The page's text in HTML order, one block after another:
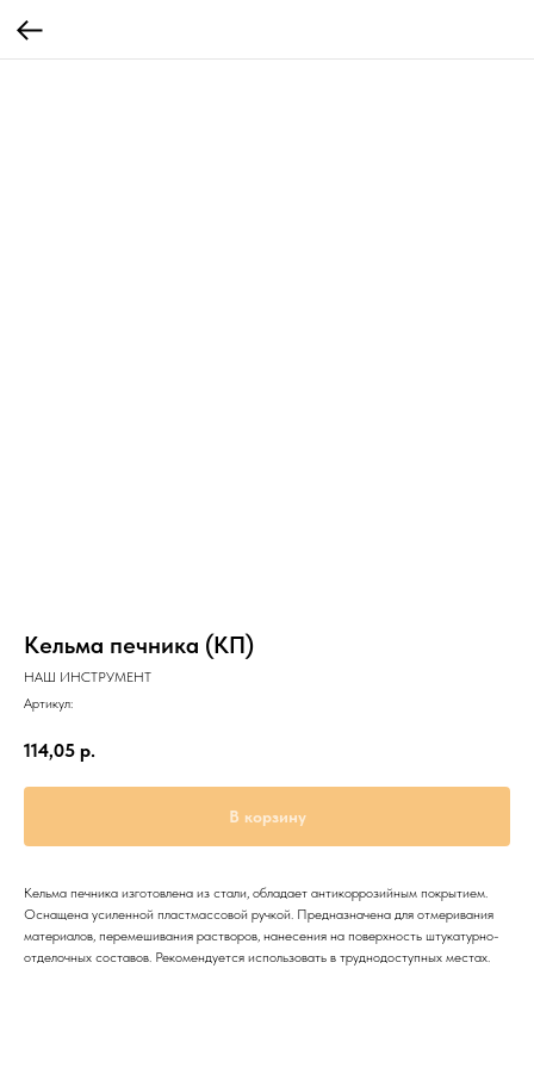
Кельма печника (КП)
НАШ ИНСТРУМЕНТ
Артикул:
114,05 р.
В корзину
Кельма печника изготовлена из стали, обладает антикоррозийным покрытием.
Оснащена усиленной пластмассовой ручкой. Предназначена для отмеривания
материалов, перемешивания растворов, нанесения на поверхность штукатурно-
отделочных составов. Рекомендуется использовать в труднодоступных местах.